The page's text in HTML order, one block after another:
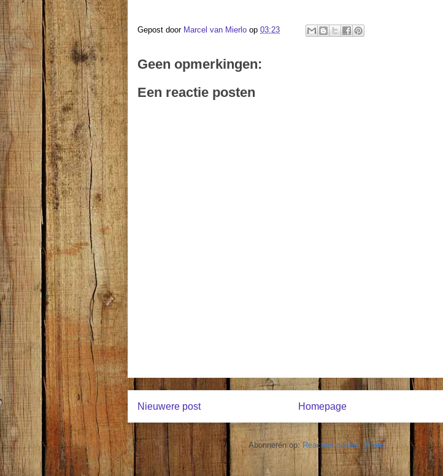
Gepost door Marcel van Mierlo op 03:23
Geen opmerkingen:
Een reactie posten
Nieuwere post Homepage
Abonneren op: Reacties posten (Atom)